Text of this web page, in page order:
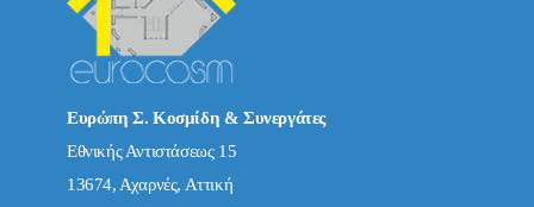
Ευρώπη Σ. Κοσμίδη & Συνεργάτες
Εθνικής Αντιστάσεως 15
13674, Αχαρνές, Αττική